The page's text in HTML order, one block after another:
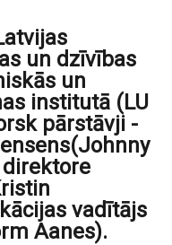
un dzīvības
un
institutā (LU
pārstāvji -
vadītājs
Aanes).